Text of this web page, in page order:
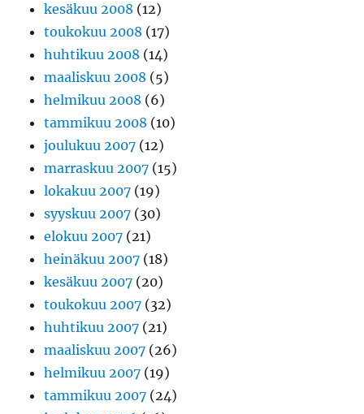
kesäkuu 2008 (12)
toukokuu 2008 (17)
huhtikuu 2008 (14)
maaliskuu 2008 (5)
helmikuu 2008 (6)
tammikuu 2008 (10)
joulukuu 2007 (12)
marraskuu 2007 (15)
lokakuu 2007 (19)
syyskuu 2007 (30)
elokuu 2007 (21)
heinäkuu 2007 (18)
kesäkuu 2007 (20)
toukokuu 2007 (32)
huhtikuu 2007 (21)
maaliskuu 2007 (26)
helmikuu 2007 (19)
tammikuu 2007 (24)